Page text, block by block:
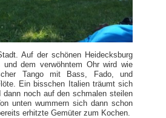
Auf der schönen Heidecksburg
dem verwöhntem Ohr wird wie
Tango mit Bass, Fado, und
Ein bisschen Italien träumt sich
dann noch auf den schmalen steilen
unten wummern sich dann schon
erhitzte Gemüter zum Kochen.